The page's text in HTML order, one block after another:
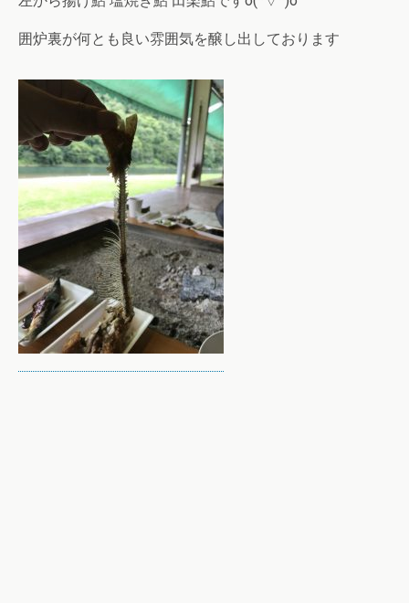
囲炉裏が何とも良い雰囲気を醸し出しております